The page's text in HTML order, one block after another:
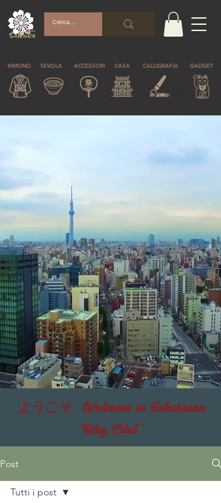
KIMONO TAVOLA ACCESSORI CASA CALLIGRAFIA GADGET
© Copyright
ようこそ Welcome in Sakurasan
"Blog Club"
Post
Tutti i post